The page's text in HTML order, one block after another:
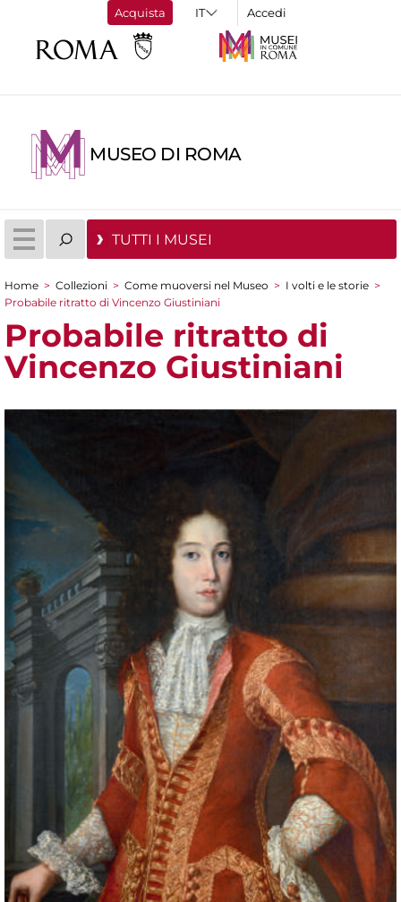
Acquista Accedi
MUSEO DI ROMA
TUTTI I MUSEI
Tu sei qui
Home > Collezioni > Come muoversi nel Museo > I volti e le storie >
Probabile ritratto di Vincenzo Giustiniani
Probabile ritratto di
Vincenzo Giustiniani